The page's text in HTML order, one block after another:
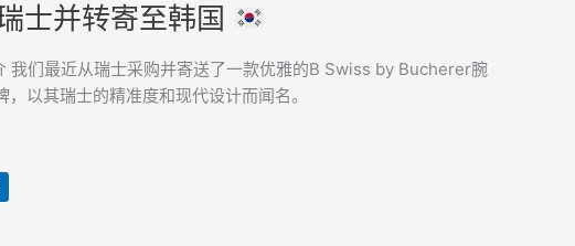
士并转寄至韩国
我们最近从瑞士采购并寄送了一款优雅的B Swiss by Bucherer腕
以其瑞士的精准度和现代设计而闻名。